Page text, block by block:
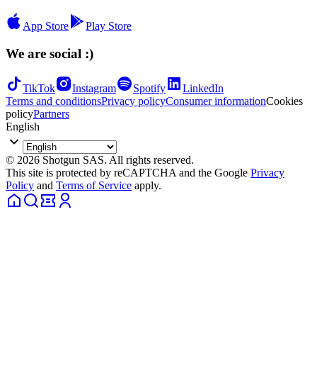
App Store Play Store
We are social :)
TikTok Instagram Spotify
LinkedIn
Terms and conditionsPrivacy policyConsumer informationCookies
policyPartners
English
© 2026 Shotgun SAS. All rights reserved.
This site is protected by reCAPTCHA and the Google Privacy
Policy and Terms of Service apply.